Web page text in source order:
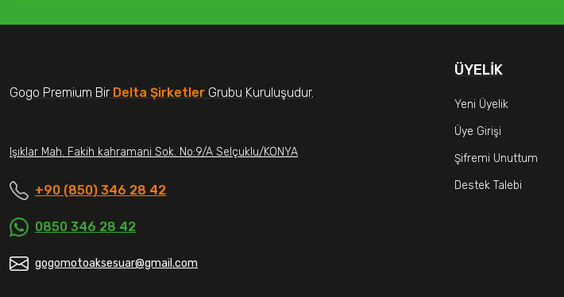
Gogo Premium Bir Delta Şirketler Grubu Kuruluşudur.
Işıklar Mah. Fakih kahramani Sok. No:9/A Selçuklu/KONYA
+90 (850) 346 28 42
0850 346 28 42
gogomotoaksesuar@gmail.com
ÜYELIK
Yeni Üyelik
Üye Girişi
Şifremi Unuttum
Destek Talebi